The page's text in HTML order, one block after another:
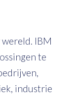
IBM
te
industrie